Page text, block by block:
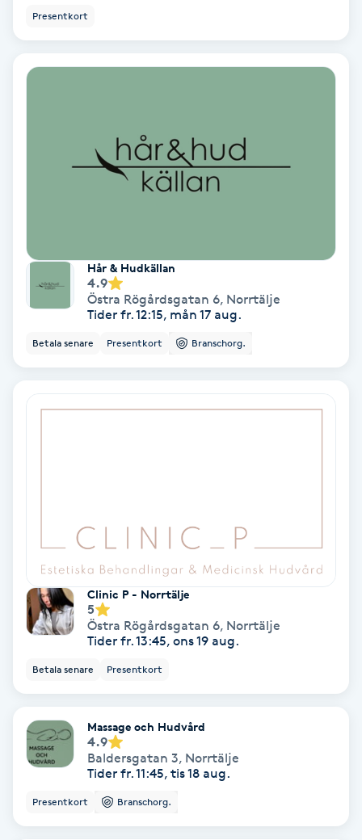
Fotmassage
Fotsvamp
Fransfärgning
Fransförlängning
Fransförlängning Megavolym
Friskvård
Friskvårdsmassage
Färgning
Presentkort
Hår & Hudkällan
4.9
Östra Rögårdsgatan 6, Norrtälje
Tider fr. 12:15, mån 17 aug.
Betala senare Presentkort Branschorg.
Clinic P - Norrtälje
5
Östra Rögårdsgatan 6, Norrtälje
Tider fr. 13:45, ons 19 aug.
Betala senare Presentkort
Massage och Hudvård
4.9
Baldersgatan 3, Norrtälje
Tider fr. 11:45, tis 18 aug.
Presentkort Branschorg.